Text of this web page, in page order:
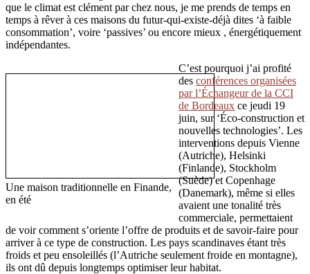
que le climat est clément par chez nous, je me prends de temps en
temps à rêver à ces maisons du futur-qui-existe-déjà dites ‘à faible
consommation’, voire ‘passives’ ou encore mieux , énergétiquement
indépendantes.
Une maison traditionnelle en Finande,
en été
C’est pourquoi j’ai profité
des conférences organisées
par l’Échangeur de la CCI
de Bordeaux ce jeudi 19
juin, sur ‘Éco-construction et
nouvelles technologies’. Les
interventions depuis Vienne
(Autriche), Helsinki
(Finlande), Stockholm
(Suède) et Copenhage
(Danemark), même si elles
avaient une tonalité très
commerciale, permettaient
de voir comment s’oriente l’offre de produits et de savoir-faire pour
arriver à ce type de construction. Les pays scandinaves étant très
froids et peu ensoleillés (l’Autriche seulement froide en montagne),
ils ont dû depuis longtemps optimiser leur habitat.